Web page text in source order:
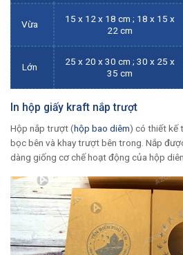
Vừa
15 x 12 x 18 cm ; 18 x 15 x
22 cm
Lớn
25 x 20 x 30 cm ; 30 x 25 x
35 cm
In hộp giấy kraft nắp trượt
Hộp nắp trượt (hộp bao diêm) có thiết kế
bọc bên và khay trượt bên trong. Nắp
dàng giống cơ chế hoạt động của hộp